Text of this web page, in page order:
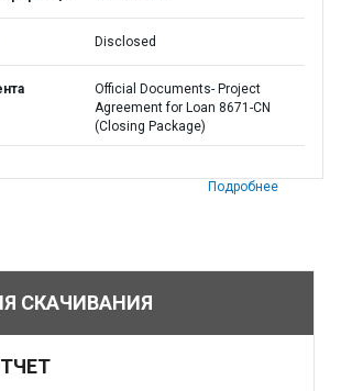
Disclosed
Official Documents- Project
Agreement for Loan 8671-CN
(Closing Package)
Подробнее
СКАЧИВАНИЯ